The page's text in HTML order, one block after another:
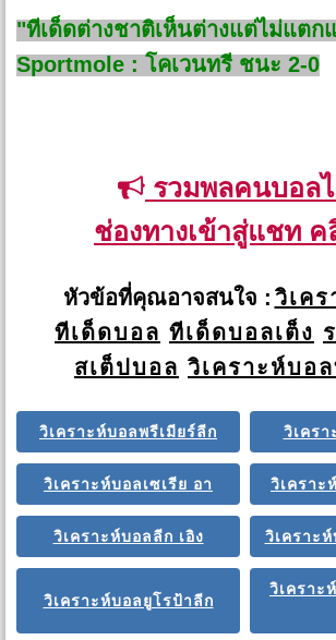
"ทีเด็ดต่างชาติเห็นต่างแต่ไม่แตก
Sportmole : โคเวนทรี ชนะ 2-0
รวมพลคนบอล
ช่องทางเข้าสู่แชท ค
หัวข้อที่คุณอาจสนใจ : วิเค
ทีเด็ดบอล ทีเด็ดบอลเต็ง
สเต็ปบอล วิเคราะห์บอ
วิเคราะห์บอลพรีเมียร์ลีก วิเคร
วิเคราะห์บอลเซเรีย อา วิเคราะ
วิเคราะห์บอลลีก เอิง วิเคราะ
วิเคราะห์บอลยูโรป้าลีก
วิเคราะ